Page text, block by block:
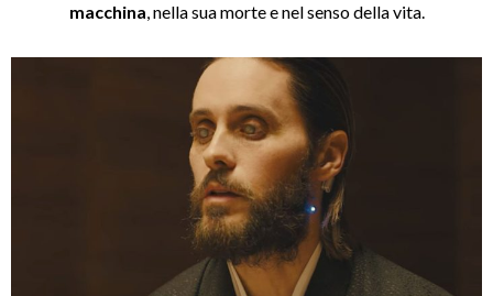
macchina, nella sua morte e nel senso della vita.